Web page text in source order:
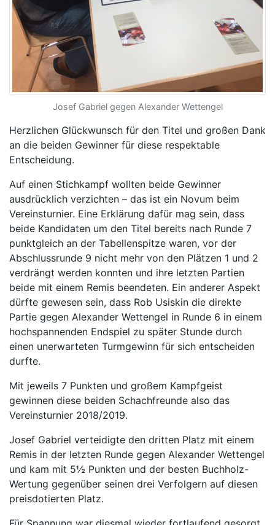
Josef Gabriel gegen Alexander Wettengel
Herzlichen Glückwunsch für den Titel und großen Dank
an die beiden Gewinner für diese respektable
Entscheidung.
Auf einen Stichkampf wollten beide Gewinner
ausdrücklich verzichten – das ist ein Novum beim
Vereinsturnier. Eine Erklärung dafür mag sein, dass
beide Kandidaten um den Titel bereits nach Runde 7
punktgleich an der Tabellenspitze waren, vor der
Abschlussrunde 9 nicht mehr von den Plätzen 1 und 2
verdrängt werden konnten und ihre letzten Partien
beide mit einem Remis beendeten. Ein anderer Aspekt
dürfte gewesen sein, dass Rob Usiskin die direkte
Partie gegen Alexander Wettengel in Runde 6 in einem
hochspannenden Endspiel zu später Stunde durch
einen unerwarteten Turmgewinn für sich entscheiden
durfte.
Mit jeweils 7 Punkten und großem Kampfgeist
gewinnen diese beiden Schachfreunde also das
Vereinsturnier 2018/2019.
Josef Gabriel verteidigte den dritten Platz mit einem
Remis in der letzten Runde gegen Alexander Wettengel
und kam mit 5½ Punkten und der besten Buchholz-
Wertung gegenüber seinen drei Verfolgern auf diesen
preisdotierten Platz.